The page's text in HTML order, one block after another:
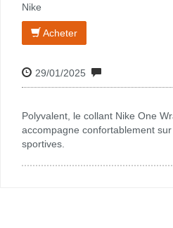
Nike
Acheter
29/01/2025
Polyvalent, le collant Nike One
accompagne confortablement
sportives.